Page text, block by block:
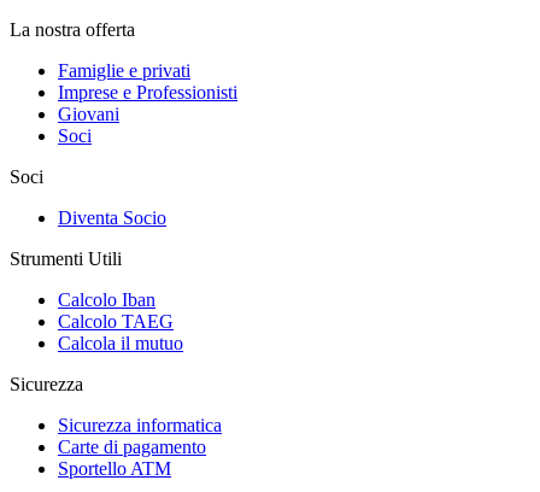
La nostra offerta
Famiglie e privati
Imprese e Professionisti
Giovani
Soci
Soci
Diventa Socio
Strumenti Utili
Calcolo Iban
Calcolo TAEG
Calcola il mutuo
Sicurezza
Sicurezza informatica
Carte di pagamento
Sportello ATM